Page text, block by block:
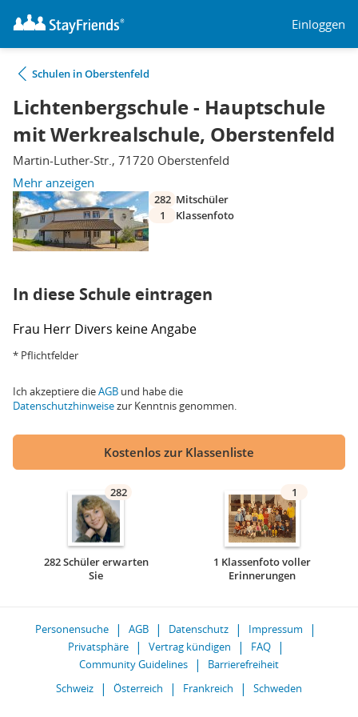
Einloggen
Schulen in Oberstenfeld
Lichtenbergschule - Hauptschule
mit Werkrealschule, Oberstenfeld
Martin-Luther-Str., 71720 Oberstenfeld
Mehr anzeigen
282 Mitschüler
1
Klassenfoto
In diese Schule eintragen
Frau Herr Divers keine Angabe
* Pflichtfelder
Ich akzeptiere dieAGB und habe die
Datenschutzhinweisezur Kenntnis genommen.
Kostenlos zur Klassenliste
282
282 Schüler erwarten
Sie
1
1 Klassenfoto voller
Erinnerungen
Personensuche AGB Datenschutz
Impressum
Privatsphäre
Vertrag kündigen
FAQ
Community Guidelines
Barrierefreiheit
Schweiz
Österreich Frankreich Schweden